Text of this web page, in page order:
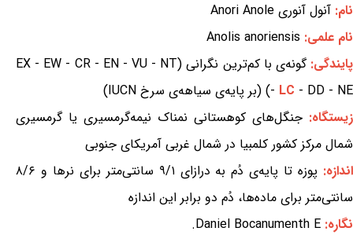
نام: آنول آنوری Anori Anole
نام علمی: Anolis anoriensis
پایندگی:
گونه‌ی با کم‌ترین نگرانی (EX - EW - CR - EN - VU - NT
- LC - DD - NE) (بر پایه‌ی سیاهه‌ی سرخ IUCN)
زیستگاه: جنگل‌های کوهستانی نمناک نیمه‌گرمسیری یا گرمسیری
شمال مرکز کشور کلمبیا در شمال غربی آمریکای جنوبی
اندازه:
پوزه تا پایه‌ی دُم به درازای ۹/۱ سانتی‌متر برای نرها و ۸/۶
سانتی‌متر برای ماده‌ها، دُم دو برابر این اندازه
نگاره: Daniel Bocanumenth E.